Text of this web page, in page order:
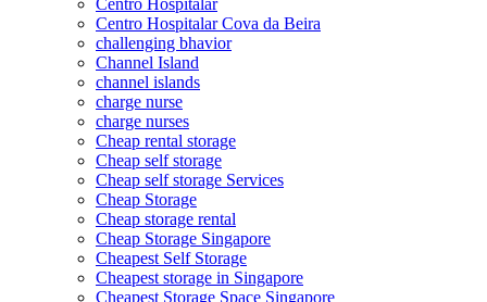
Centro Hospitalar Cova da Beira
challenging bhavior
Channel Island
channel islands
charge nurse
charge nurses
Cheap rental storage
Cheap self storage
Cheap self storage Services
Cheap Storage
Cheap storage rental
Cheap Storage Singapore
Cheapest Self Storage
Cheapest storage in Singapore
Cheapest Storage Space Singapore